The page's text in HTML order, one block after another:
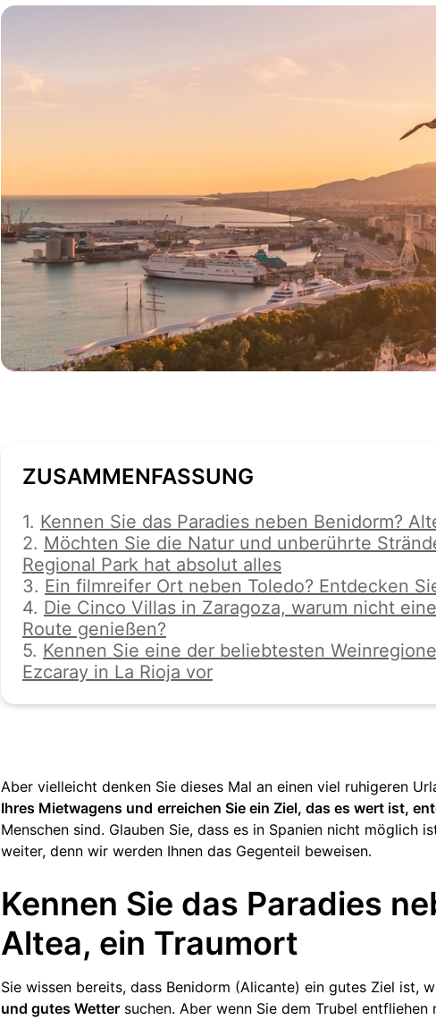
ZUSAMMENFASSUNG
1. Kennen Sie das Paradies neben Benidorm?
2. Möchten Sie die Natur und unberührte
Regional Park hat absolut alles
3. Ein filmreifer Ort neben Toledo? Entdecken
4. Die Cinco Villas in Zaragoza, warum nicht
Route genießen?
5. Kennen Sie eine der beliebtesten
Ezcaray in La Rioja vor
Aber vielleicht denken Sie dieses Mal an einen viel ruhigeren
Ihres Mietwagens und erreichen Sie ein Ziel, das es wert ist,
Menschen sind. Glauben Sie, dass es in Spanien nicht möglich
weiter, denn wir werden Ihnen das Gegenteil beweisen.
Kennen Sie das Paradies
Altea, ein Traumort
Sie wissen bereits, dass Benidorm (Alicante) ein gutes Ziel ist,
und gutes Wetter suchen. Aber wenn Sie dem Trubel entfliehen